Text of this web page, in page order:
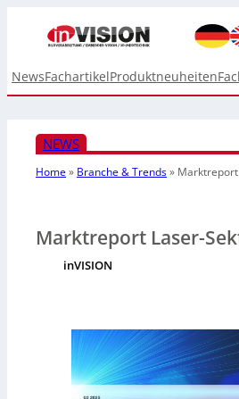
NewsFachartikelProduktneuheiten
NEWS
Home» Branche & Trends»
Marktreport Laser-
inVISION